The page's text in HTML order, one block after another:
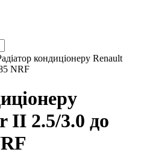
кондиціонеру Renault
NRF
II 2.5/3.0 до